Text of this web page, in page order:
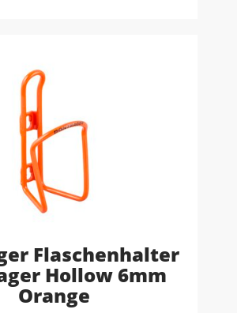
Flaschenhalter
Hollow 6mm
Orange